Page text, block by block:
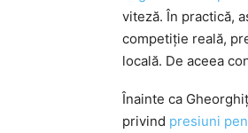
viteză. În practică,
competiție reală,
locală. De aceea
Înainte ca
privind presiuni